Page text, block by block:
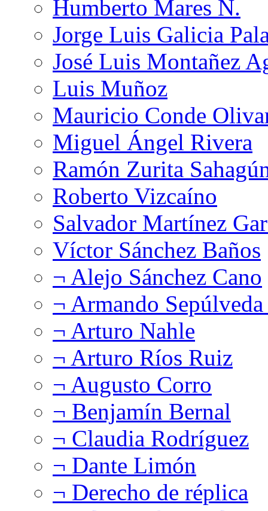
Humberto Mares N.
Jorge Luis Galicia
José Luis Montañez
Luis Muñoz
Mauricio Conde
Miguel Ángel Rivera
Ramón Zurita
Roberto Vizcaíno
Salvador Martínez
Víctor Sánchez Baños
¬ Alejo Sánchez Cano
¬ Armando
¬ Arturo Nahle
¬ Arturo Ríos Ruiz
¬ Augusto Corro
¬ Benjamín Bernal
¬ Claudia Rodríguez
¬ Dante Limón
¬ Derecho de réplica